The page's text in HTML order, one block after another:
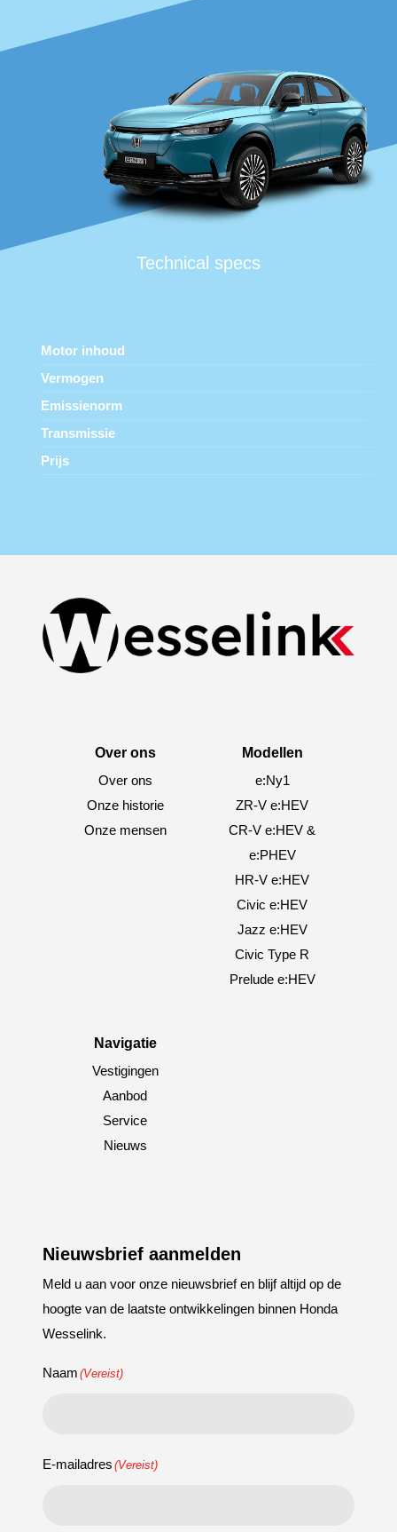
Technical specs
Motor inhoud
Vermogen
Emissienorm
Transmissie
Prijs
Over ons
Over ons
Onze historie
Onze mensen
Modellen
e:Ny1
ZR-V e:HEV
CR-V e:HEV &
e:PHEV
HR-V e:HEV
Civic e:HEV
Jazz e:HEV
Civic Type R
Prelude e:HEV
Navigatie
Vestigingen
Aanbod
Service
Nieuws
Nieuwsbrief aanmelden
Meld u aan voor onze nieuwsbrief en blijf altijd op de
hoogte van de laatste ontwikkelingen binnen Honda
Wesselink.
Naam (Vereist)
E-mailadres (Vereist)